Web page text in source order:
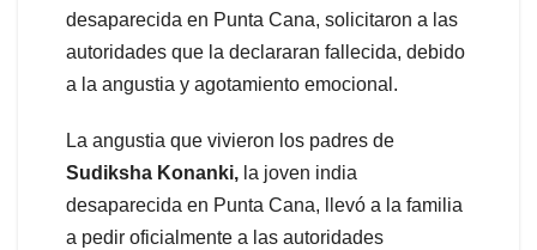
desaparecida en Punta Cana, solicitaron a las
autoridades que la declararan fallecida, debido
a la angustia y agotamiento emocional.
La angustia que vivieron los padres de
Sudiksha Konanki, la joven india
desaparecida en Punta Cana, llevó a la familia
a pedir oficialmente a las autoridades